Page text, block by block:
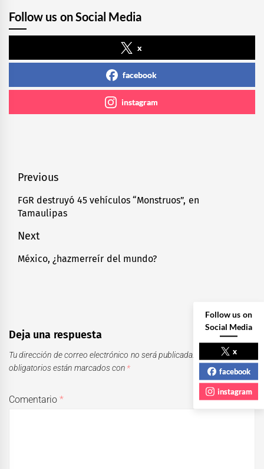
Follow us on Social Media
x
facebook
instagram
Navegación
de
entradas
Previous
Previous
post:
FGR destruyó 45 vehículos “Monstruos”, en
Tamaulipas
Next
Next
México, ¿hazmerreír del mundo?
Deja una respuesta
Tu dirección de correo electrónico no será publicada.
Los campos
obligatorios están marcados con *
Comentario*
Follow us on
Social Media
x
facebook
instagram